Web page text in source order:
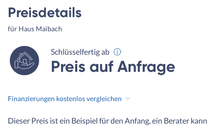
Preisdetails
für Haus Maibach
Schlüsselfertig ab
Preis auf Anfrage
Finanzierungen kostenlos vergleichen
Dieser Preis ist ein Beispiel für den Anfang, ein Berater kann